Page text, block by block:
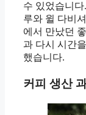
수 있었습니
루와 윌 다비
에서 만났던
과 다시 시간
했습니다.
커피 생산